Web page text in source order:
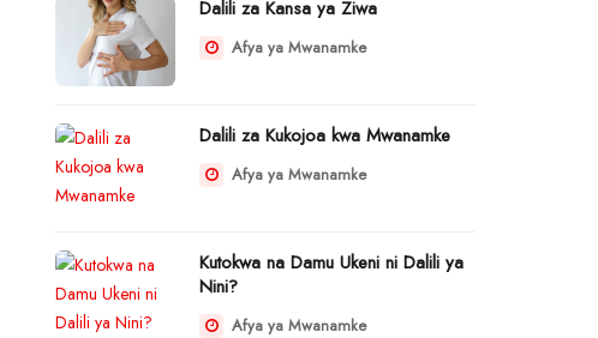
Dalili za Kansa ya Ziwa
Afya ya Mwanamke
Dalili za Kukojoa kwa Mwanamke
Afya ya Mwanamke
Kutokwa na Damu Ukeni ni Dalili ya
Nini?
Afya ya Mwanamke